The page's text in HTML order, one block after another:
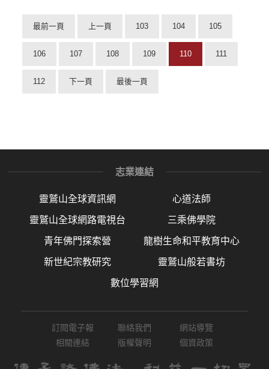
最前一頁 上一頁 103 104 105
106 107 108 109 110 111
112 下一頁 最後一頁
志業連結
靈鷲山全球資訊網 心道法師
靈鷲山全球網路電視台 三乘佛學院
青年佛門探索營 龍樹生命和平教育中心
新世紀宗教研究 靈鷲山般若書坊
數位學習網
訂閱電子報 聯絡我們
網站導覽
相關連結
版權聲明 個資政策